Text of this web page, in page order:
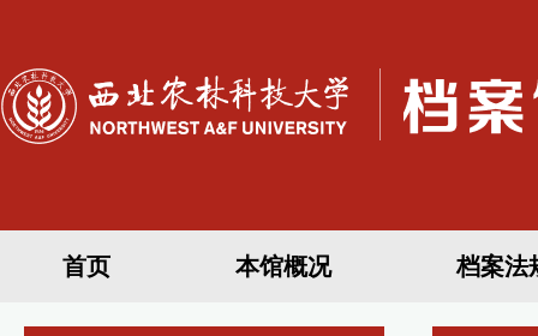
首页 本馆概况 档案法